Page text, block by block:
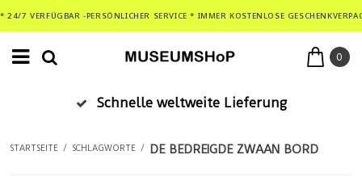
* 24/7 VERFÜGBAR -PERSÖNLICHER SERVICE * IMMER KOSTENLOSE
0
Schnelle weltweite Lieferung
STARTSEITE / SCHLAGWORTE / DE BEDREIGDE ZWAAN BORD